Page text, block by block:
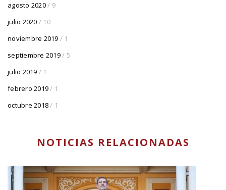
agosto 2020/ 9
julio 2020 / 10
noviembre 2019 / 1
septiembre 2019/ 5
julio 2019 / 1
febrero 2019/ 1
octubre 2018/ 1
NOTICIAS RELACIONADAS